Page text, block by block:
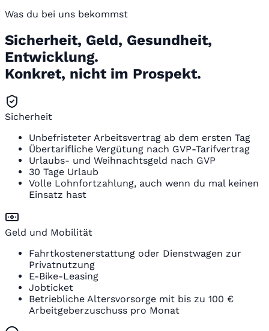
Was du bei uns bekommst
Sicherheit, Geld, Gesundheit,
Entwicklung.
Konkret, nicht im Prospekt.
Sicherheit
Unbefristeter Arbeitsvertrag ab dem ersten Tag
Übertarifliche Vergütung nach GVP-Tarifvertrag
Urlaubs- und Weihnachtsgeld nach GVP
30 Tage Urlaub
Volle Lohnfortzahlung, auch wenn du mal keinen
Einsatz hast
Geld und Mobilität
Fahrtkostenerstattung oder Dienstwagen zur
Privatnutzung
E-Bike-Leasing
Jobticket
Betriebliche Altersvorsorge mit bis zu 100 €
Arbeitgeberzuschuss pro Monat